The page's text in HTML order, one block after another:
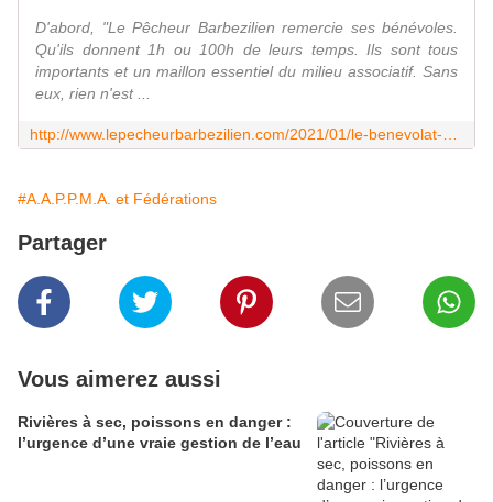
D'abord, "Le Pêcheur Barbezilien remercie ses bénévoles.
Qu'ils donnent 1h ou 100h de leurs temps. Ils sont tous
importants et un maillon essentiel du milieu associatif. Sans
eux, rien n'est ...
#A.A.P.P.M.A. et Fédérations
Partager
Vous aimerez aussi
Rivières à sec, poissons en danger :
l’urgence d’une vraie gestion de l’eau